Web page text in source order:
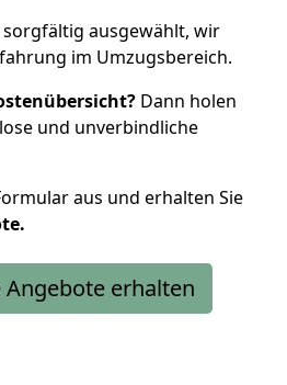
sorgfältig ausgewählt, wir
im Umzugsbereich.
Dann holen
und unverbindliche
aus und erhalten Sie
Angebote erhalten